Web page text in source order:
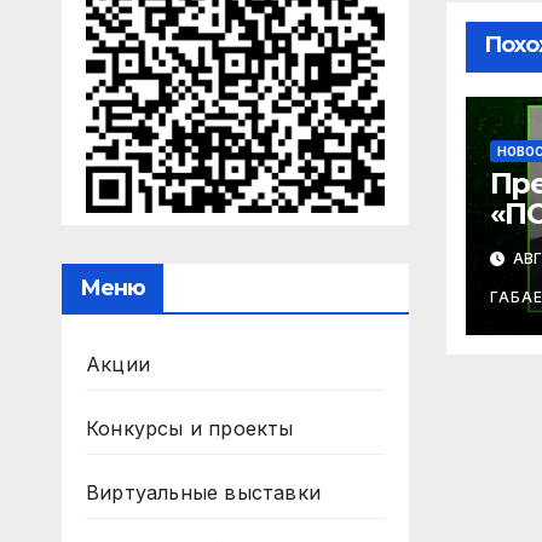
Меню
Акции
Конкурсы и проекты
Виртуальные выставки